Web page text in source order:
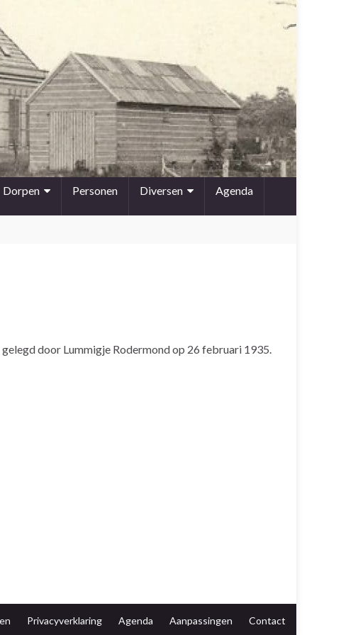
Dorpen Personen Diversen Agenda
door Lummigje Rodermond op 26 februari 1935.
Privacyverklaring Agenda Aanpassingen Contact